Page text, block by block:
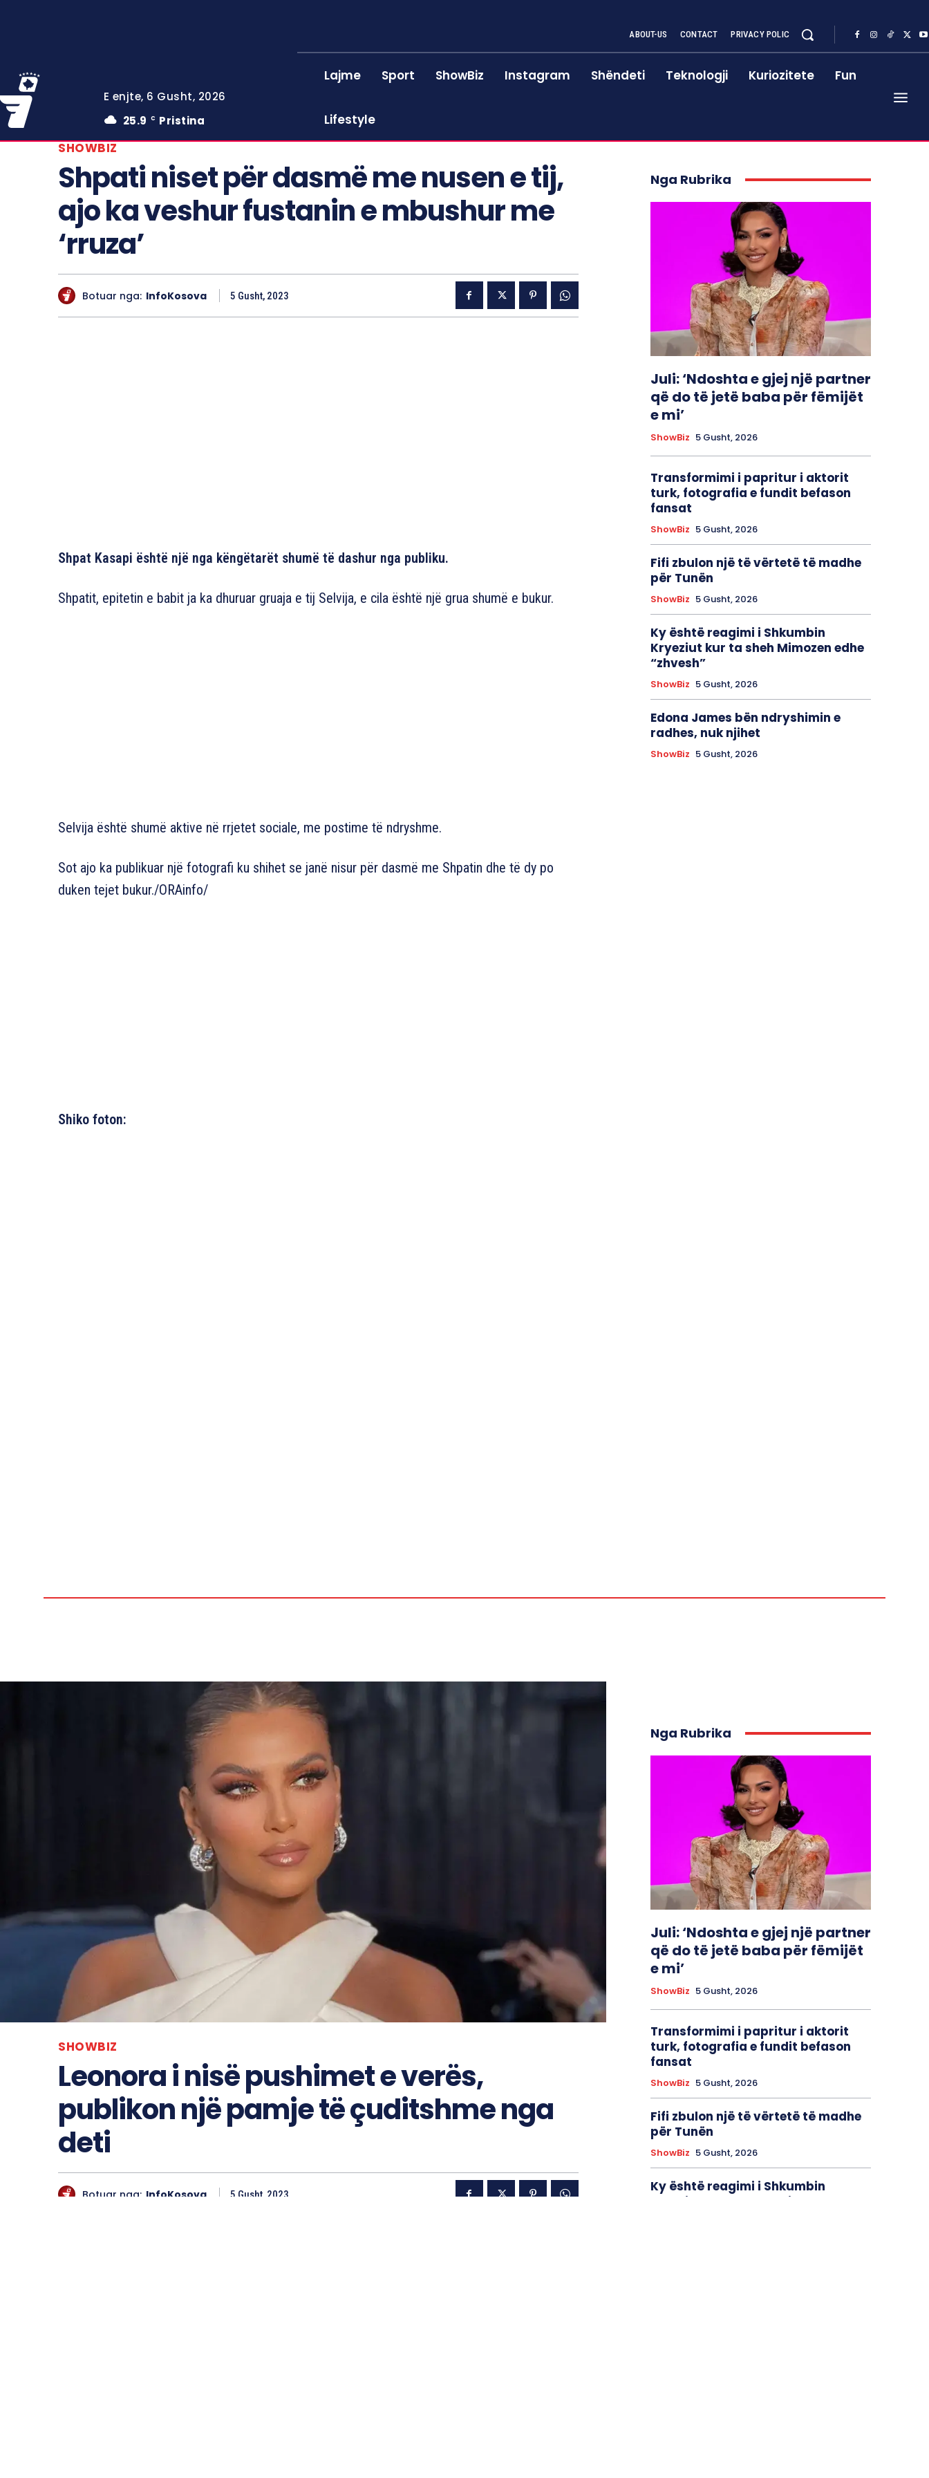
E enjte, 6 Gusht, 2026
25.9
C Pristina
ABOUT-US CONTACT PRIVACY POLIC
Lajme Sport ShowBiz Instagram Shëndeti Teknologji Kuriozitete Fun
Lifestyle
SHOWBIZ
Shpati niset për dasmë me nusen e tij,
ajo ka veshur fustanin e mbushur me
‘rruza’
Botuar nga: InfoKosova 5 Gusht, 2023
Shpat Kasapi është një nga këngëtarët shumë të dashur nga publiku.
Shpatit, epitetin e babit ja ka dhuruar gruaja e tij Selvija, e cila është një grua shumë e bukur.
Selvija është shumë aktive në rrjetet sociale, me postime të ndryshme.
Sot ajo ka publikuar një fotografi ku shihet se janë nisur për dasmë me Shpatin dhe të dy po
duken tejet bukur./ORAinfo/
Shiko foton:
Nga Rubrika
Juli: ‘Ndoshta e gjej një partner
që do të jetë baba për fëmijët
e mi’
ShowBiz 5 Gusht, 2026
Transformimi i papritur i aktorit
turk, fotografia e fundit befason
fansat
ShowBiz 5 Gusht, 2026
Fifi zbulon një të vërtetë të madhe
për Tunën
ShowBiz 5 Gusht, 2026
Ky është reagimi i Shkumbin
Kryeziut kur ta sheh Mimozen edhe
“zhvesh”
ShowBiz 5 Gusht, 2026
Edona James bën ndryshimin e
radhes, nuk njihet
ShowBiz 5 Gusht, 2026